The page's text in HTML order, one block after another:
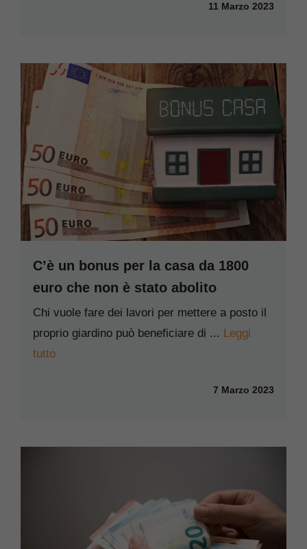
11 Marzo 2023
C’è un bonus per la casa da 1800
euro che non è stato abolito
Chi vuole fare dei lavori per mettere a posto il
proprio giardino può beneficiare di ... Leggi
tutto
7 Marzo 2023